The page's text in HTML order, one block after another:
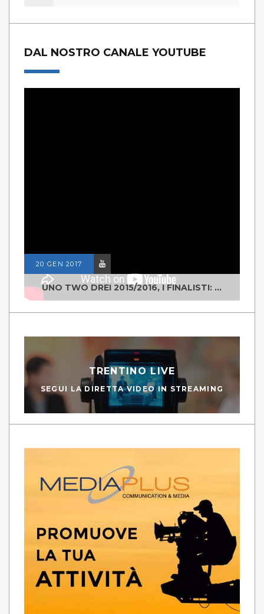
DAL NOSTRO CANALE YOUTUBE
20 GEN 2017
UNO TWO DREI 2015/2016, I FINALISTI: CLASSE IV ALS ISTITUTO "DEGASPERI" BORGO VALSUGANA
TRENTINO LIVE
SEGUI LA DIRETTA VIDEO IN STREAMING